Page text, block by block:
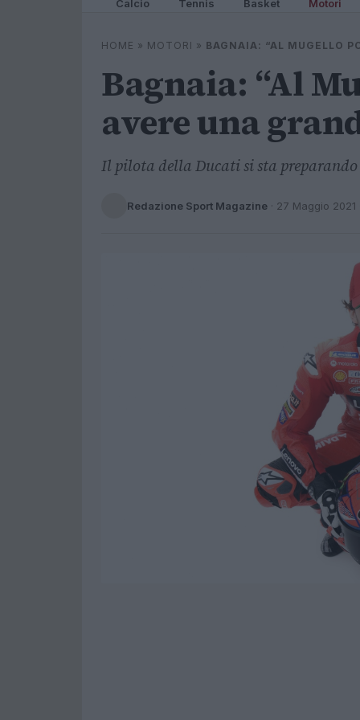
Calcio Tennis Basket Motori
HOME » MOTORI » BAGNAIA: “AL MUGELLO
Bagnaia: “Al
avere una
Il pilota della Ducati si sta
Redazione Sport Magazine · 27 Maggio 2021